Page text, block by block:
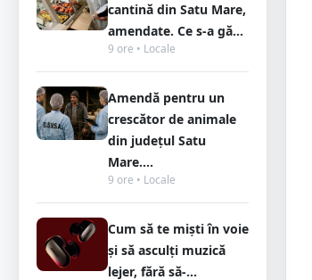
cantină din Satu Mare,
amendate. Ce s-a gă...
9 ore • Locale
Amendă pentru un
crescător de animale
din județul Satu
Mare....
9 ore • Locale
Cum să te miști în voie
și să asculți muzică
lejer, fără să-...